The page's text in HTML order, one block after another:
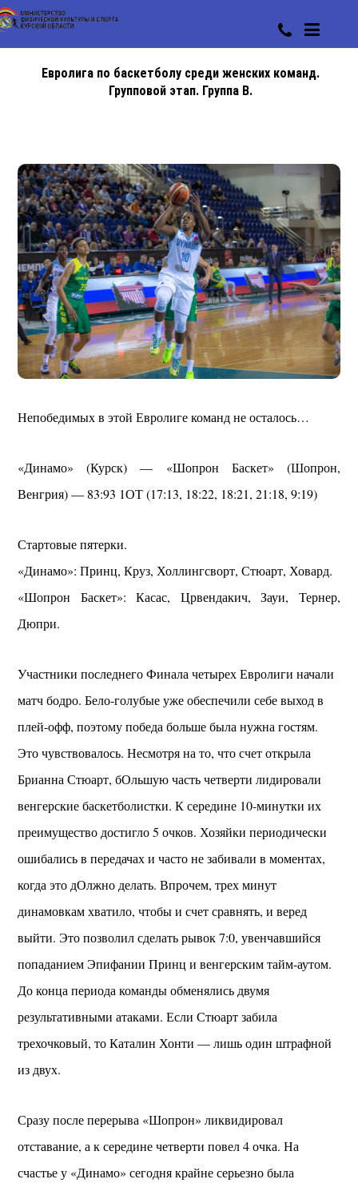
Евролига по баскетболу среди женских команд.
Групповой этап. Группа В.
Непобедимых в этой Евролиге команд не осталось…
«Динамо» (Курск) — «Шопрон Баскет» (Шопрон,
Венгрия) — 83:93 1ОТ (17:13, 18:22, 18:21, 21:18, 9:19)
Стартовые пятерки.
«Динамо»: Принц, Круз, Холлингсворт, Стюарт, Ховард.
«Шопрон Баскет»: Касас, Црвендакич, Зауи, Тернер,
Дюпри.
Участники последнего Финала четырех Евролиги начали
матч бодро. Бело-голубые уже обеспечили себе выход в
плей-офф, поэтому победа больше была нужна гостям.
Это чувствовалось. Несмотря на то, что счет открыла
Брианна Стюарт, бОльшую часть четверти лидировали
венгерские баскетболистки. К середине 10-минутки их
преимущество достигло 5 очков. Хозяйки периодически
ошибались в передачах и часто не забивали в моментах,
когда это дОлжно делать. Впрочем, трех минут
динамовкам хватило, чтобы и счет сравнять, и веред
выйти. Это позволил сделать рывок 7:0, увенчавшийся
попаданием Эпифании Принц и венгерским тайм-аутом.
До конца периода команды обменялись двумя
результативными атаками. Если Стюарт забила
трехочковый, то Каталин Хонти — лишь один штрафной
из двух.
Сразу после перерыва «Шопрон» ликвидировал
отставание, а к середине четверти повел 4 очка. На
счастье у «Динамо» сегодня крайне серьезно была